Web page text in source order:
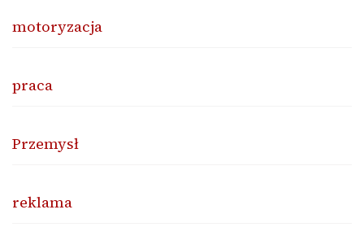
motoryzacja
praca
Przemysł
reklama